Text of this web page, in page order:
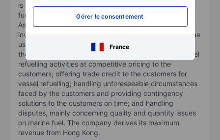
Gérer le consentement
France
is an established bunkering facilitator providing marine
fuel logistics services for vessel refuelling, serving the
Asia Pacific market. The company's services mainly
involve facilitating with its suppliers to supply fuel for the
use by the customers' vessels at various ports along
their voyages in the Asia Pacific region; arranging vessel
refuelling activities at competitive pricing to the
customers; offering trade credit to the customers for
vessel refuelling; handling unforeseeable circumstances
faced by the customers and providing contingency
solutions to the customers on time; and handling
disputes, mainly concerning quality and quantity issues
on marine fuel. The company derives its maximum
revenue from Hong Kong.